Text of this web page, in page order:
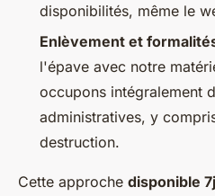
disponibilités, même le
Enlèvement et
l'épave avec notre
occupons intégralement
administratives, y
destruction.
Cette approche disponible